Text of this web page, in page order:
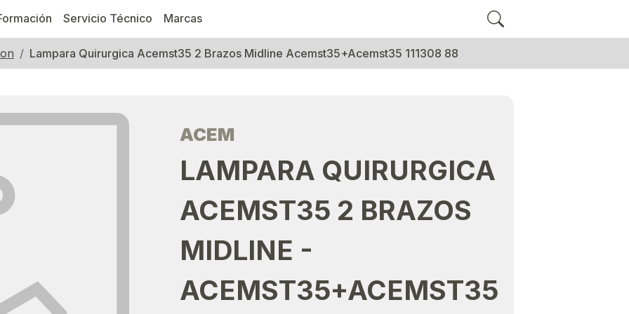
Servicio Técnico Marcas
Lampara Quirurgica Acemst35 2 Brazos Midline Acemst35+Acemst35 111308 88
ACEM
LAMPARA QUIRURGICA
ACEMST35 2 BRAZOS
MIDLINE -
ACEMST35+ACEMST35